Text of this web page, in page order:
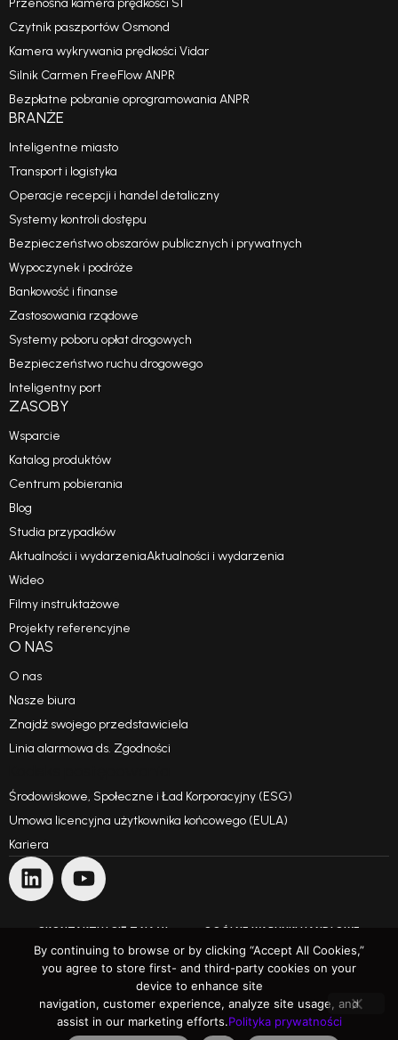
Czytnik paszportów Osmond
Kamera wykrywania prędkości Vidar
Silnik Carmen FreeFlow ANPR
Bezpłatne pobranie oprogramowania ANPR
BRANŻE
Inteligentne miasto
Transport i logistyka
Operacje recepcji i handel detaliczny
Systemy kontroli dostępu
Bezpieczeństwo obszarów publicznych i prywatnych
Wypoczynek i podróże
Bankowość i finanse
Zastosowania rządowe
Systemy poboru opłat drogowych
Bezpieczeństwo ruchu drogowego
Inteligentny port
ZASOBY
Wsparcie
Katalog produktów
Centrum pobierania
Blog
Studia przypadków
Aktualności i wydarzeniaAktualności i wydarzenia
Wideo
Filmy instruktażowe
Projekty referencyjne
O NAS
O nas
Nasze biura
Znajdź swojego przedstawiciela
Linia alarmowa ds. Zgodności
Środowiskowe, Społeczne i Ład Korporacyjny (ESG)
Umowa licencyjna użytkownika końcowego (EULA)
Kariera
SKONTAKTUJ SIĘ Z NAMI OGÓLNE WARUNKI HANDLOWE
WARUNKI UŻYTKOWANIA POLITYKA PRYWATNOŚCI
Przekraczając oczekiwania
Prawa autorskie © 1991 - 2025 ARH Informatikai Zrt. Wszelkie prawa zastrzeżone
By continuing to browse or by clicking “Accept All Cookies,”
you agree to store first- and third-party cookies on your
device to enhance site
navigation, customer experience, analyze site usage, and
assist in our marketing efforts.Polityka prywatności